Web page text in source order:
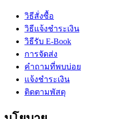
วิธีสั่งซื้อ
วิธีแจ้งชำระเงิน
วิธีรับ E-Book
การจัดส่ง
คำถามที่พบบ่อย
แจ้งชำระเงิน
ติดตามพัสดุ